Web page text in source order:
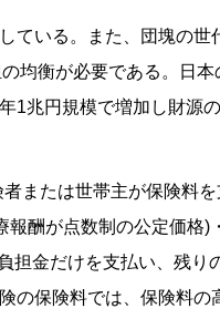
ている。また、団塊の世
均衡が必要である。日
1兆円規模で増加し財源
または世帯主が保険料
酬が点数制の公定価格)
担金だけを支払い、残り
の保険料では、保険料の